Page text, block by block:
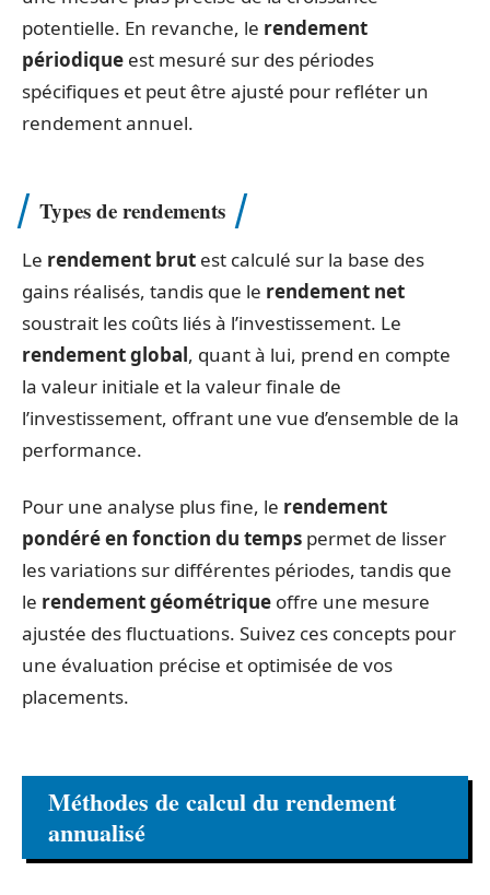
potentielle. En revanche, le rendement
périodique est mesuré sur des périodes
spécifiques et peut être ajusté pour refléter un
rendement annuel.
Types de rendements
Le rendement brut est calculé sur la base des
gains réalisés, tandis que le rendement net
soustrait les coûts liés à l’investissement. Le
rendement global, quant à lui, prend en compte
la valeur initiale et la valeur finale de
l’investissement, offrant une vue d’ensemble de la
performance.
Pour une analyse plus fine, le rendement
pondéré en fonction du temps permet de lisser
les variations sur différentes périodes, tandis que
le rendement géométrique offre une mesure
ajustée des fluctuations. Suivez ces concepts pour
une évaluation précise et optimisée de vos
placements.
Méthodes de calcul du rendement
annualisé